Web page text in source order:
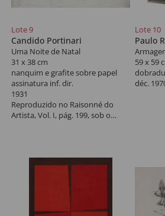
Lote 9
Candido Portinari
Uma Noite de Natal
31 x 38 cm
nanquim e grafite sobre papel
assinatura inf. dir.
1931
Reproduzido no Raisonné do
Artista, Vol. I, pág. 199, sob o
Villon...", de Edmundo Lys,
publicado na revista "Bazar".
Lote 10
Paulo
59 x 59
déc.